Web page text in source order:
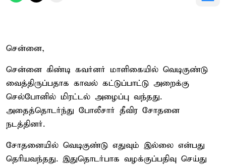
சென்னை,
சென்னை கிண்டி கவர்னர் மாளிகையில் வெடிகுண்டு
வைத்திருப்பதாக காவல் கட்டுப்பாட்டு அறைக்கு
செல்போனில் மிரட்டல் அழைப்பு வந்தது.
அதைத்தொடர்ந்து போலீசார் தீவிர சோதனை
நடத்தினர்.
சோதனையில் வெடிகுண்டு எதுவும் இல்லை என்பது
தெரியவந்தது. இதுதொடர்பாக வழக்குப்பதிவு செய்து